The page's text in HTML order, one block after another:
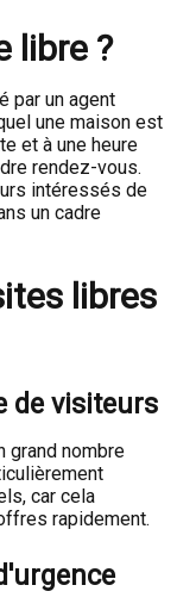
libre ?
par un agent
une maison est
et à une heure
rendez-vous.
intéressés de
un cadre
libres
de visiteurs
grand nombre
car cela
rapidement.